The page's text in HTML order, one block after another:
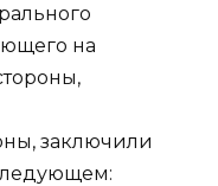
на
заключили